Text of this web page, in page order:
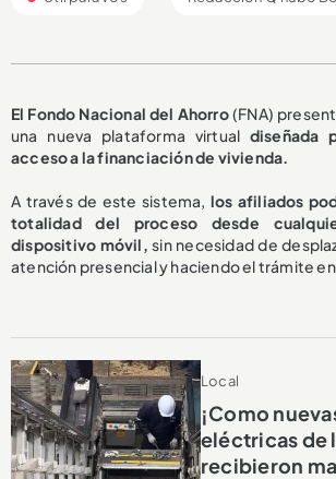
El Fondo Nacional del Ahorro(FNA)
una nueva plataforma virtual diseñada
acceso a la financiación de vivienda.
A través de este sistema, los afiliados
totalidad del proceso desde
dispositivo móvil, sin necesidad de
atención presencial y haciendo el trámite
Local
¡Como
eléctricas de
recibieron